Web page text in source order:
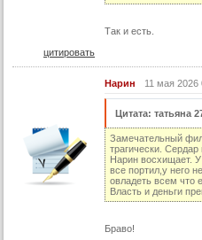
21 серия
22 серия (суб)
23 серия
23 серия (суб)
Так и есть.
цитировать
Нарин 11 мая 2026
Цитата: татьяна
Замечательный
трагически.
Нарин восхищает.
все портил,у него
овладеть всем что
Власть и деньги
Браво!